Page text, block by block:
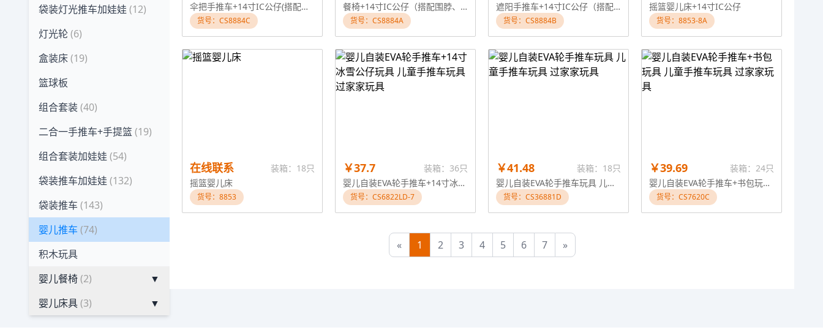
袋装灯光推车加娃娃 (12)
灯光轮(6)
盒装床(19)
篮球板
组合套装(40)
二合一手推车+手提篮 (19)
组合套装加娃娃 (54)
袋装推车加娃娃 (132)
袋装推车 (143)
婴儿推车 (74)
积木玩具
婴儿餐椅(2)
▼
婴儿床具(3) ▼
伞把手推车+14寸IC公仔(搭配马桶、尿不湿、奶瓶、手挂包、7款瓶子）婴儿玩具
货号：CS8884C
餐椅+14寸IC公仔（搭配围脖、积木、刀叉勺、餐盘米饭）婴儿玩具
货号：CS8884A
遮阳手推车+14寸IC公仔（搭配奶嘴、牙胶、手提包、奶瓶）婴儿玩具
货号：CS8884B
摇篮婴儿床+14寸IC公仔
货号：8853-8A
在线联系
装箱：18只
摇篮婴儿床
货号：8853
￥37.7
装箱：36只
婴儿自装EVA轮手推车+14寸冰雪公仔玩具 儿童手推车玩具 过家家玩具
货号：CS6822LD-7
￥41.48
装箱：18只
婴儿自装EVA轮手推车玩具 儿童手推车玩具 过家家玩具
货号：CS36881D
￥39.69
装箱：24只
婴儿自装EVA轮手推车+书包玩具 儿童手推车玩具 过家家玩具
货号：CS7620C
« 1 2 3 4 5 6 7 »